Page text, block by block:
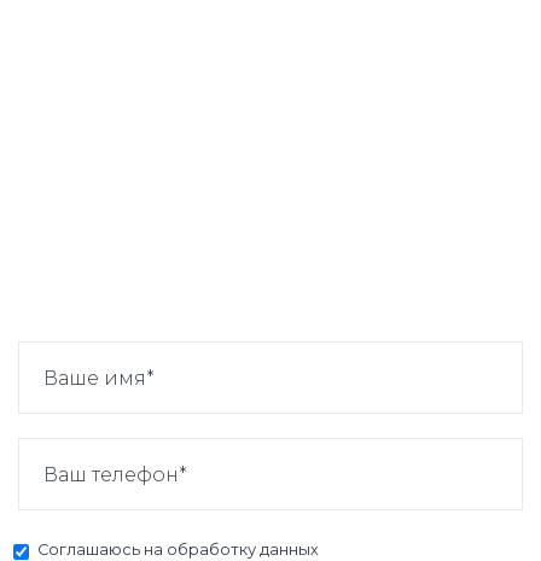
Соглашаюсь на обработку данных